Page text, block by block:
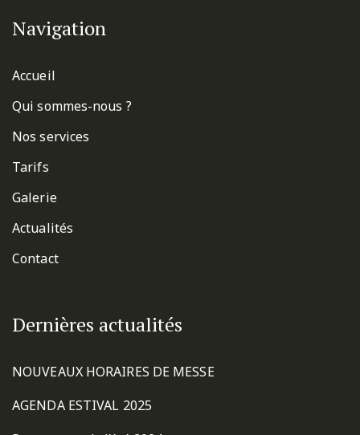
Navigation
Accueil
Qui sommes-nous ?
Nos services
Tarifs
Galerie
Actualités
Contact
Dernières actualités
NOUVEAUX HORAIRES DE MESSE
AGENDA ESTIVAL 2025